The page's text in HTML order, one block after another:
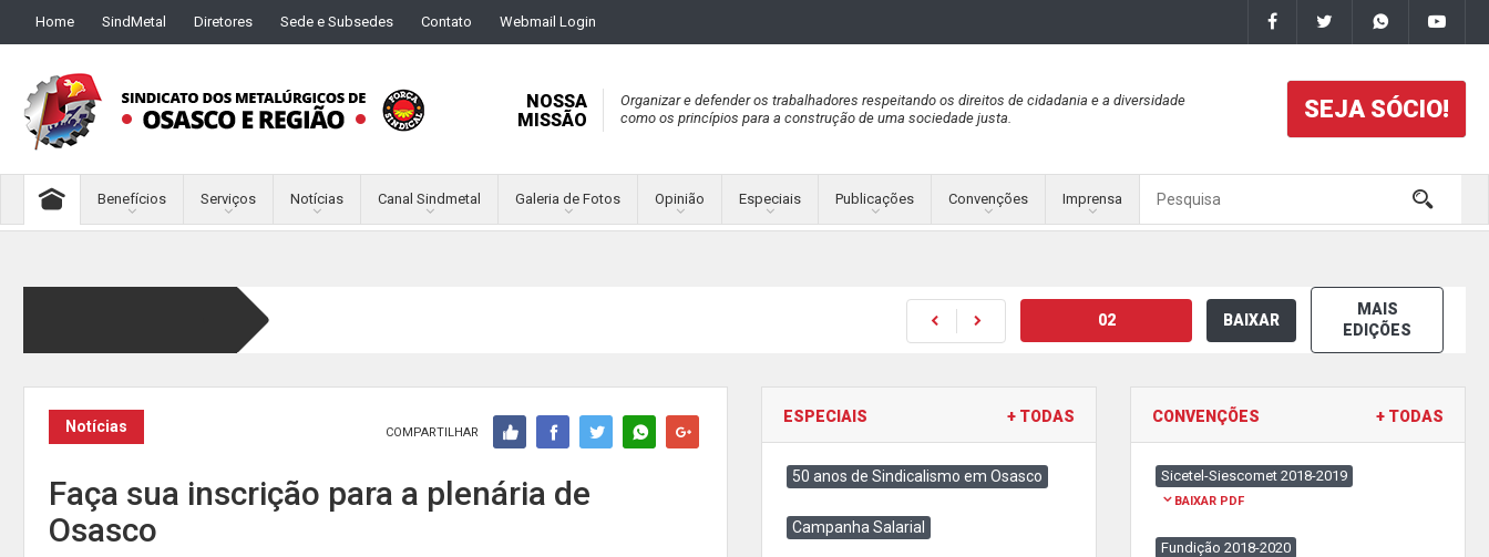
Home SindMetal Diretores Sede e Subsedes Contato Webmail Login
NOSSA
MISSÃO
Organizar e defender os trabalhadores respeitando os direitos de cidadania e a diversidade
como os princípios para a construção de uma sociedade justa.
SEJA SÓCIO!
Benefícios Serviços Notícias Canal Sindmetal Galeria de Fotos Opinião Especiais Publicações Convenções Imprensa
02 BAIXAR
MAIS
EDIÇÕES
Notícias COMPARTILHAR
Faça sua inscrição para a plenária de
Osasco
ESPECIAIS + TODAS
50 anos de Sindicalismo em Osasco
Campanha Salarial
CONVENÇÕES + TODAS
Sicetel-Siescomet 2018-2019
BAIXAR PDF
Fundição 2018-2020